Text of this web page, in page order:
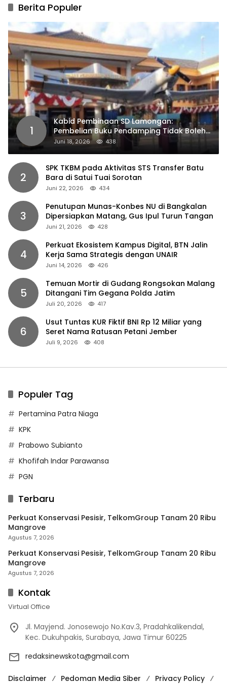
Berita Populer
1
Kabid Pembinaan SD Lamongan:
Pembelian Buku Pendamping Tidak Boleh
Dipaksakan
Juni 18, 2026 438
2
SPK TKBM pada Aktivitas STS Transfer Batu
Bara di Satui Tuai Sorotan
Juni 22, 2026 434
3
Penutupan Munas-Konbes NU di Bangkalan
Dipersiapkan Matang, Gus Ipul Turun Tangan
Juni 21, 2026 428
4
Perkuat Ekosistem Kampus Digital, BTN Jalin
Kerja Sama Strategis dengan UNAIR
Juni 14, 2026 426
5
Temuan Mortir di Gudang Rongsokan Malang
Ditangani Tim Gegana Polda Jatim
Juli 20, 2026 417
6
Usut Tuntas KUR Fiktif BNI Rp 12 Miliar yang
Seret Nama Ratusan Petani Jember
Juli 9, 2026 408
Populer Tag
Pertamina Patra Niaga
KPK
Prabowo Subianto
Khofifah Indar Parawansa
PGN
Terbaru
Perkuat Konservasi Pesisir, TelkomGroup Tanam 20 Ribu
Mangrove
Agustus 7, 2026
Perkuat Konservasi Pesisir, TelkomGroup Tanam 20 Ribu
Mangrove
Agustus 7, 2026
Kontak
Virtual Office
Jl. Mayjend. Jonosewojo No.Kav.3, Pradahkalikendal,
Kec. Dukuhpakis, Surabaya, Jawa Timur 60225
redaksinewskota@gmail.com
Disclaimer Pedoman Media Siber Privacy Policy